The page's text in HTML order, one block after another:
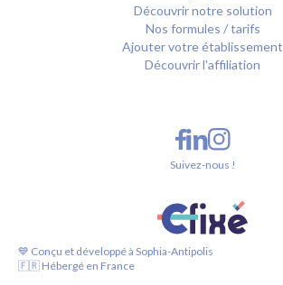
Découvrir notre solution
Nos formules / tarifs
Ajouter votre établissement
Découvrir l'affiliation
💙 Conçu et développé à Sophia-Antipolis
🇫🇷 Hébergé en France
Suivez-nous !